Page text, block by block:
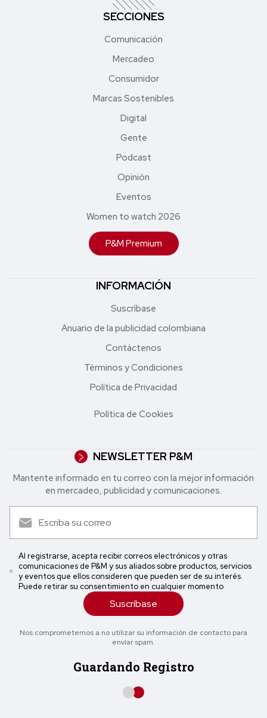
SECCIONES
Comunicación
Mercadeo
Consumidor
Marcas Sostenibles
Digital
Gente
Podcast
Opinión
Eventos
Women to watch 2026
P&M Premium
INFORMACIÓN
Suscríbase
Anuario de la publicidad colombiana
Contáctenos
Términos y Condiciones
Política de Privacidad
Política de Cookies
NEWSLETTER P&M
Mantente informado en tu correo con la mejor in formación
en mercadeo, publicidad y comunicaciones.
Al registrarse, acepta recibir correos electrónicos y otras
comunicaciones de P&M y sus aliados sobre productos, servicios
y eventos que ellos consideren que pueden ser de su interés.
Puede retirar su consentimiento en cualquier momento
Suscríbase
Nos comprometemos a no utilizar su información de contacto para
enviar spam.
Guardando Registro